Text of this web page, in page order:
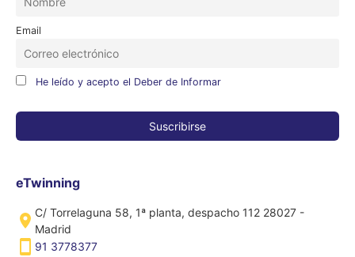
Email
He leído y acepto el Deber de Informar
eTwinning
C/ Torrelaguna 58, 1ª planta, despacho 112 28027 -
Madrid
91 3778377